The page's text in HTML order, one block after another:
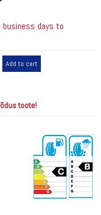
business days to
toote!